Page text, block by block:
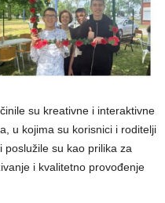
su kreativne i interaktivne
u kojima su korisnici i roditelji
poslužile su kao prilika za
i kvalitetno provođenje